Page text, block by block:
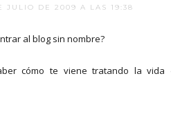
JULIO DE 2009 A LAS 19:38
al blog sin nombre?
cómo te viene tratando la vida